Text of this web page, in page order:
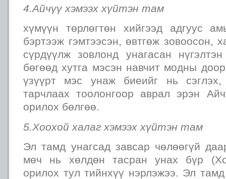
4.Айчүү хэмээх хүйтэн там
хүмүүн төрлөгтөн хийгээд адгуус
бэртээж гэмтээсэн, өвтгөж зовоосон,
сүрдүүлж зовлонд унагасан
бөгөөд хутга мэсэн навчит модны
үзүүрт мэс унаж биеийг нь сэглэх,
тарчлаах тоолонгоор аврал эрэн
орилох бөлгөө.
5.Хоохой халаг хэмээх хүйтэн там
Эл тамд унагсад завсар чөлөөгүй
мөч нь хөлдөн тасран унах бүр
орилох тул тийнхүү нэрлэжээ. Эл